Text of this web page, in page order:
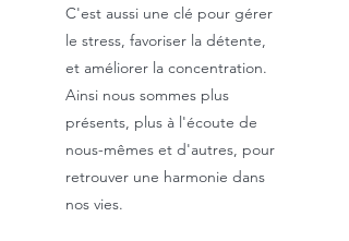
C'est aussi une clé pour gérer
le stress, favoriser la détente,
et améliorer la concentration.
Ainsi nous sommes plus
présents, plus à l'écoute de
nous-mêmes et d'autres, pour
retrouver une harmonie dans
nos vies.